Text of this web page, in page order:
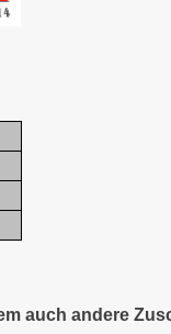
auch andere